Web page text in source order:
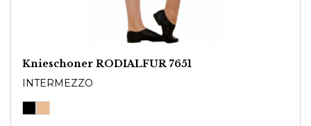
Knieschoner RODIALFUR 7651
INTERMEZZO